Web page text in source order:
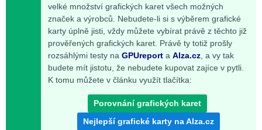
velké množství grafických karet všech možných
značek a výrobců. Nebudete-li si s výběrem grafické
karty úplně jisti, vždy můžete vybírat právě z těchto již
prověřených grafických karet. Právě ty totiž prošly
rozsáhlými testy na GPUreport a Alza.cz , a vy tak
budete mít jistotu, že nebudete kupovat zajíce v pytli.
K tomu můžete v článku využít tlačítka:
Porovnání grafických karet
Nejlepší grafické karty na Alza.cz